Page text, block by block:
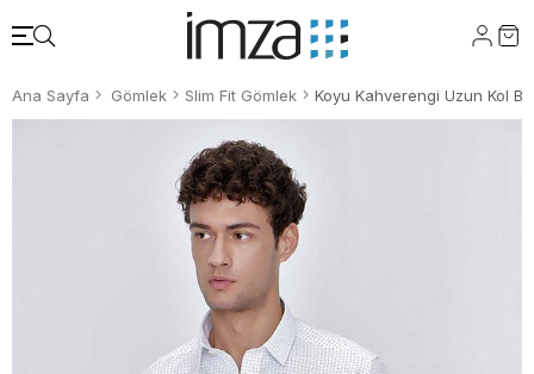
Ana Sayfa Gömlek Slim Fit Gömlek